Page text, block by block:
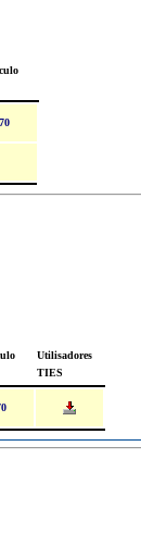
Utilisadores
TIES